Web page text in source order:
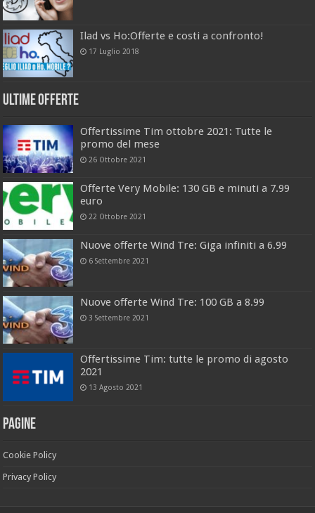
Ilad vs Ho:Offerte e costi a confronto!
17 Luglio 2018
Ultime offerte
Offertissime Tim ottobre 2021: Tutte le
promo del mese
26 Ottobre 2021
Offerte Very Mobile: 130 GB e minuti a 7.99
euro
22 Ottobre 2021
Nuove offerte Wind Tre: Giga infiniti a 6.99
6 Settembre 2021
Nuove offerte Wind Tre: 100 GB a 8.99
3 Settembre 2021
Offertissime Tim: tutte le promo di agosto
2021
13 Agosto 2021
Pagine
Cookie Policy
Privacy Policy